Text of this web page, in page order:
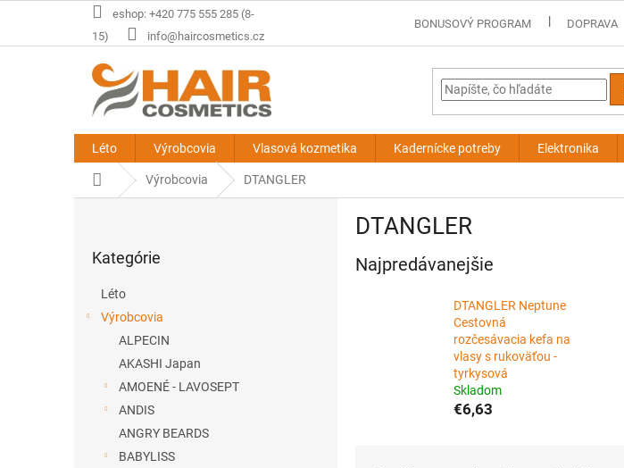
eshop: +420 775 555 285 (8-
15)
info@haircosmetics.cz
BONUSOVÝ PROGRAM DOPRAVA
Léto Výrobcovia Vlasová kozmetika Kadernícke potreby Elektronika
DomovVýrobcovia DTANGLER
kategórie
Kategórie
Léto
Výrobcovia
ALPECIN
AKASHI Japan
AMOENÉ - LAVOSEPT
ANDIS
ANGRY BEARDS
BABYLISS
DTANGLER
Najpredávanejšie
DTANGLER Neptune
Cestovná
rozčesávacia kefa na
vlasy s rukoväťou -
tyrkysová
Skladom
€6,63